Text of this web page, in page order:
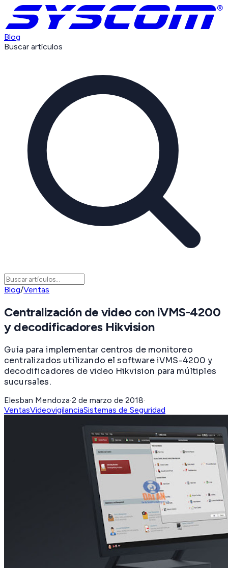
Blog
Buscar artículos
Blog/Ventas
Centralización de video con iVMS-4200
y decodificadores Hikvision
Guía para implementar centros de monitoreo
centralizados utilizando el software iVMS-4200 y
decodificadores de video Hikvision para múltiples
sucursales.
Elesban Mendoza·2 de marzo de 2018·
VentasVideovigilanciaSistemas de Seguridad